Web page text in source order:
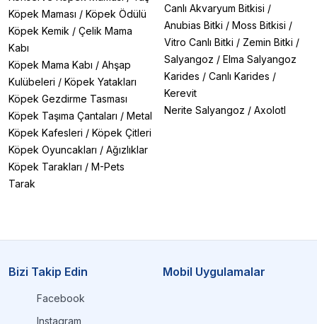
Köpek Maması / Köpek Ödülü
Köpek Kemik / Çelik Mama
Kabı
Köpek Mama Kabı / Ahşap
Kulübeleri / Köpek Yatakları
Köpek Gezdirme Tasması
Köpek Taşıma Çantaları / Metal
Köpek Kafesleri / Köpek Çitleri
Köpek Oyuncakları / Ağızlıklar
Köpek Tarakları / M-Pets
Tarak
Canlı Akvaryum Bitkisi /
Anubias Bitki / Moss Bitkisi /
Vitro Canlı Bitki / Zemin Bitki /
Salyangoz / Elma Salyangoz
Karides / Canlı Karides /
Kerevit
Nerite Salyangoz / Axolotl
Bizi Takip Edin
Facebook
Instagram
Mobil Uygulamalar